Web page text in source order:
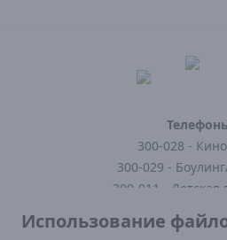
300-028 -
300-029 -
300-011 - Детская
300-121 -
300-123 -
Использование